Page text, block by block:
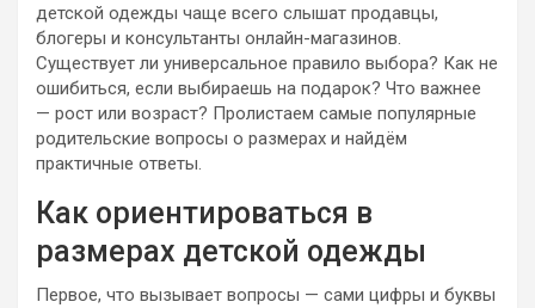
детской одежды чаще всего слышат продавцы,
блогеры и консультанты онлайн-магазинов.
Существует ли универсальное правило выбора? Как не
ошибиться, если выбираешь на подарок? Что важнее
— рост или возраст? Пролистаем самые популярные
родительские вопросы о размерах и найдём
практичные ответы.
Как ориентироваться в
размерах детской одежды
Первое, что вызывает вопросы — сами цифры и буквы